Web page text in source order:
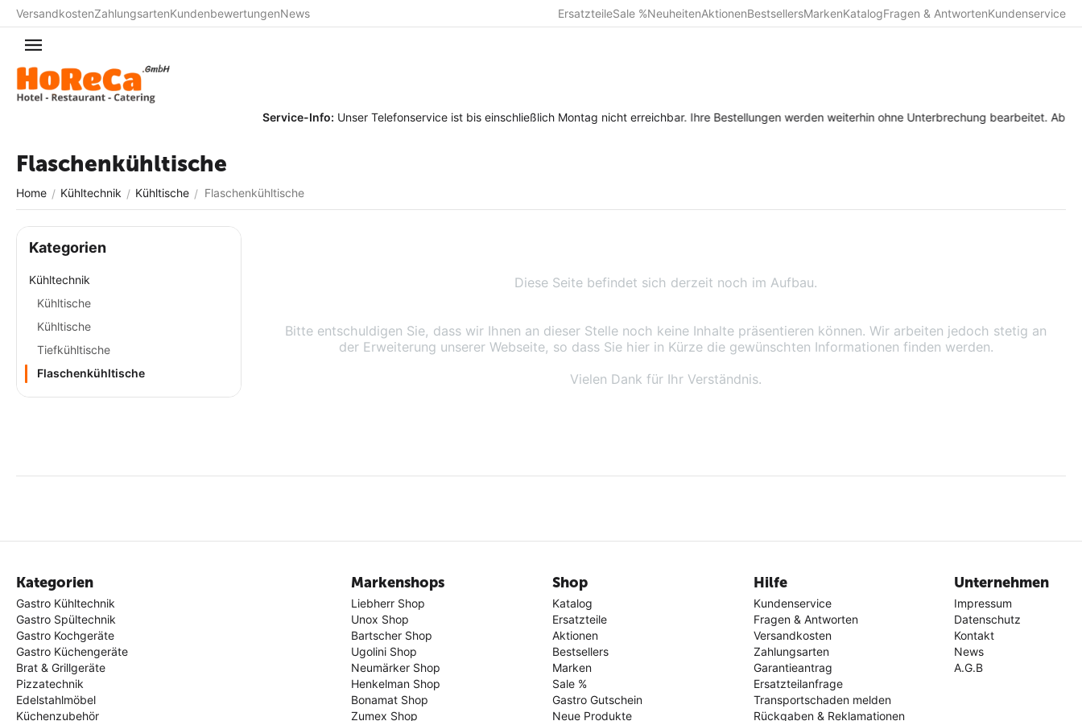
VersandkostenZahlungsartenKundenbewertungenNews ErsatzteileSale %NeuheitenAktionenBestsellersMarkenKatalogFragen & AntwortenKundenservice
Service-Info:Unser Telefonservice ist bis einschließlich Montag nicht erreichbar. Ihre Bestellungen werden weiterhin ohne Unterbrechung bearbeitet. Ab
Flaschenkühltische
Home / Kühltechnik / Kühltische / Flaschenkühltische
Diese Seite befindet sich derzeit noch im Aufbau.
Bitte entschuldigen Sie, dass wir Ihnen an dieser Stelle noch keine Inhalte präsentieren können. Wir arbeiten jedoch stetig an
der Erweiterung unserer Webseite, so dass Sie hier in Kürze die gewünschten Informationen finden werden.
Vielen Dank für Ihr Verständnis.
Kategorien
Kühltechnik
Kühltische
Kühltische
Tiefkühltische
Flaschenkühltische
Kategorien
Gastro Kühltechnik
Gastro Spültechnik
Gastro Kochgeräte
Gastro Küchengeräte
Brat & Grillgeräte
Pizzatechnik
Edelstahlmöbel
Küchenzubehör
Markenshops
Liebherr Shop
Unox Shop
Bartscher Shop
Ugolini Shop
Neumärker Shop
Henkelman Shop
Bonamat Shop
Zumex Shop
Shop
Katalog
Ersatzteile
Aktionen
Bestsellers
Marken
Sale %
Gastro Gutschein
Neue Produkte
Hilfe
Kundenservice
Fragen & Antworten
Versandkosten
Zahlungsarten
Garantieantrag
Ersatzteilanfrage
Transportschaden melden
Rückgaben & Reklamationen
Unternehmen
Impressum
Datenschutz
Kontakt
News
A.G.B